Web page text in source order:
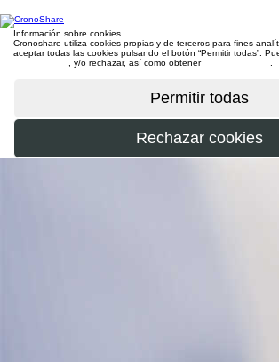
Información sobre cookies
Cronoshare utiliza cookies propias y de terceros para fines
aceptar todas las cookies pulsando el botón “Permitir todas”.
, y/o rechazar, así como obtener